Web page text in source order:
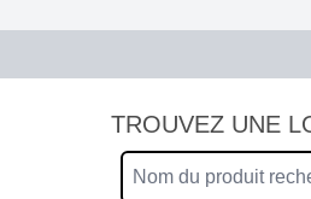
TROUVEZ UNE